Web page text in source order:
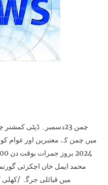
چمن 23دسمبر۔ ڈپٹی
محمد ایمل خان اچکزئی
میں قبائلی جرگہ /